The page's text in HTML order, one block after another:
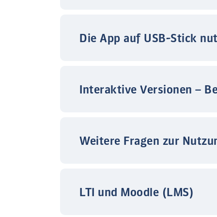
Die App auf USB-Stick
Interaktive Versionen –
Weitere Fragen zur
LTI und Moodle (LMS)